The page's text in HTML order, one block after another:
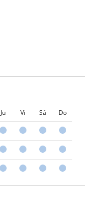
Ju Vi Sá Do